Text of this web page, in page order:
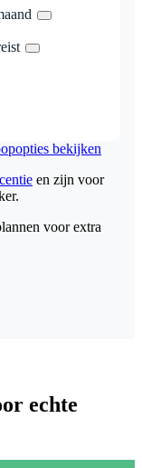
bekijken
en zijn voor
voor extra
echte